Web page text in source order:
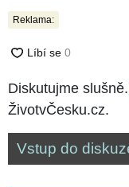
Reklama:
Diskutujme slušně.
ŽivotvČesku.cz.
Vstup do